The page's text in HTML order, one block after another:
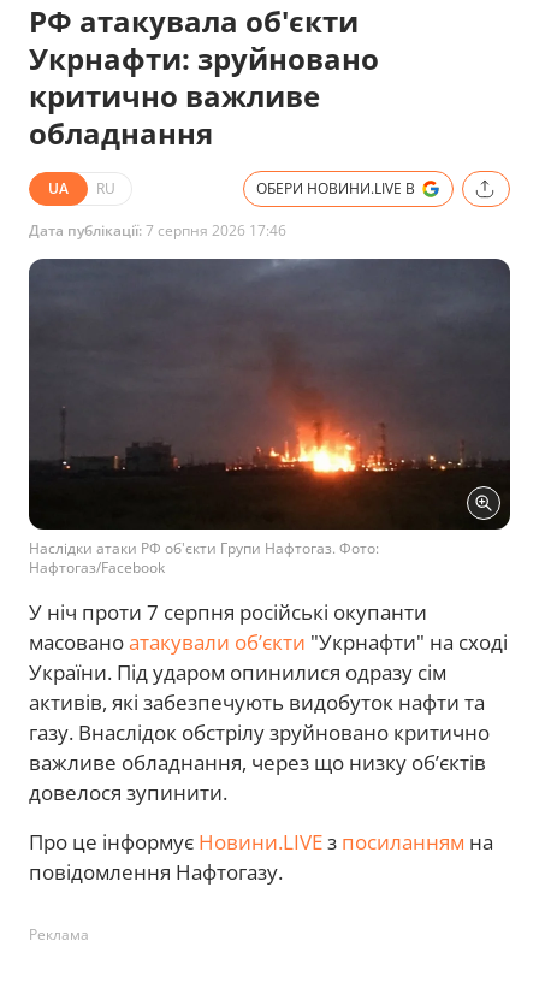
РФ атакувала об'єкти
Укрнафти: зруйновано
критично важливе
обладнання
UA RU ОБЕРИ НОВИНИ.LIVE В
Дата публікації:7 серпня 2026 17:46
Наслідки атаки РФ об'єкти Групи Нафтогаз. Фото:
Нафтогаз/Facebook
У ніч проти 7 серпня російські окупанти
масованоатакували об’єкти "Укрнафти" на сході
України. Під ударом опинилися одразу сім
активів, які забезпечують видобуток нафти та
газу. Внаслідок обстрілу зруйновано критично
важливе обладнання, через що низку об’єктів
довелося зупинити.
Про це інформує Новини.LIVEз посиланням на
повідомлення Нафтогазу.
Реклама